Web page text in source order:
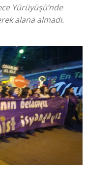
Yürüyüşü’nde
alana almadı.